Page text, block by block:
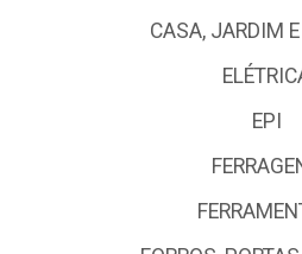
CASA, JARDIM
EPI